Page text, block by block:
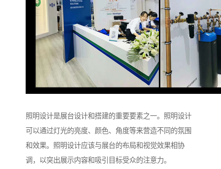
照明设计是展台设计和搭建的重要要素之一。照明设计
可以通过灯光的亮度、颜色、角度等来营造不同的氛围
和效果。照明设计应该与展台的布局和视觉效果相协
调，以突出展示内容和吸引目标受众的注意力。